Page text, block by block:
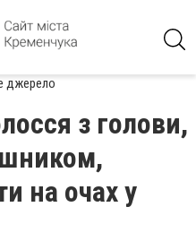
джерело
з голови,
на очах у